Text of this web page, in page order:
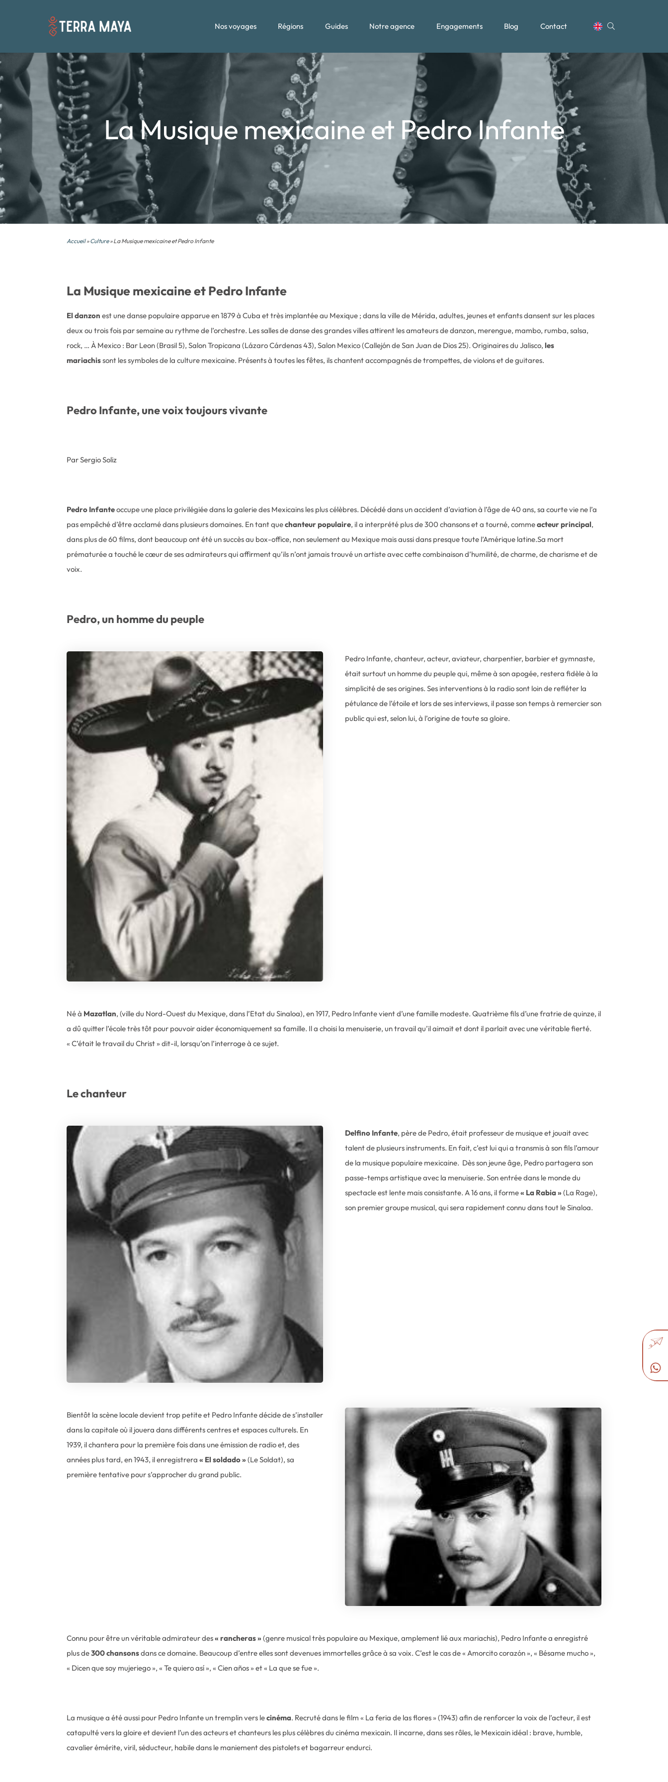
Nos voyages Régions Guides Notre agence Engagements Blog Contact
La Musique mexicaine et Pedro Infante
Accueil»Culture» La Musique mexicaine et Pedro Infante
La Musique mexicaine et Pedro Infante
El danzon est une danse populaire apparue en 1879 à Cuba et très implantée au Mexique ; dans la ville de Mérida, adultes, jeunes et enfants dansent sur les places
deux ou trois fois par semaine au rythme de l’orchestre. Les salles de danse des grandes villes attirent les amateurs de danzon, merengue, mambo, rumba, salsa,
rock, … À Mexico : Bar Leon (Brasil 5), Salon Tropicana (Lázaro Cárdenas 43), Salon Mexico (Callejón de San Juan de Dios 25). Originaires du Jalisco,les
mariachissont les symboles de la culture mexicaine. Présents à toutes les fêtes, ils chantent accompagnés de trompettes, de violons et de guitares.
Pedro Infante, une voix toujours vivante
Par Sergio Soliz
Pedro Infanteoccupe une place privilégiée dans la galerie des Mexicains les plus célèbres. Décédé dans un accident d’aviation à l’âge de 40 ans, sa courte vie ne l’a
pas empêché d’être acclamé dans plusieurs domaines. En tant quechanteur populaire, il a interprété plus de 300 chansons et a tourné, commeacteur principal,
dans plus de 60 films, dont beaucoup ont été un succès au box-office, non seulement au Mexique mais aussi dans presque toute l’Amérique latine.Sa mort
prématurée a touché le cœur de ses admirateurs qui affirment qu’ils n’ont jamais trouvé un artiste avec cette combinaison d’humilité, de charme, de charisme et de
voix.
Pedro, un homme du peuple
Pedro Infante, chanteur, acteur, aviateur, charpentier, barbier et gymnaste,
était surtout un homme du peuple qui, même à son apogée, restera fidèle à la
simplicité de ses origines. Ses interventions à la radio sont loin de refléter la
pétulance de l’étoile et lors de ses interviews, il passe son temps à remercier son
public qui est, selon lui, à l’origine de toute sa gloire.
Né à Mazatlan, (ville du Nord-Ouest du Mexique, dans l’Etat du Sinaloa), en 1917, Pedro Infante vient d’une famille modeste. Quatrième fils d’une fratrie de quinze, il
a dû quitter l’école très tôt pour pouvoir aider économiquement sa famille. Il a choisi la menuiserie, un travail qu’il aimait et dont il parlait avec une véritable fierté.
« C’était le travail du Christ » dit-il, lorsqu’on l’interroge à ce sujet.
Le chanteur
Delfino Infante, père de Pedro, était professeur de musique et jouait avec
talent de plusieurs instruments. En fait, c’est lui qui a transmis à son fils l’amour
de la musique populaire mexicaine. Dès son jeune âge, Pedro partagera son
passe-temps artistique avec la menuiserie. Son entrée dans le monde du
spectacle est lente mais consistante. A 16 ans, il forme« La Rabia »(La Rage),
son premier groupe musical, qui sera rapidement connu dans tout le Sinaloa.
Bientôt la scène locale devient trop petite et Pedro Infante décide de s’installer
dans la capitale où il jouera dans différents centres et espaces culturels. En
1939, il chantera pour la première fois dans une émission de radio et, des
années plus tard, en 1943, il enregistrera « El soldado »(Le Soldat), sa
première tentative pour s’approcher du grand public.
Connu pour être un véritable admirateur des« rancheras »(genre musical très populaire au Mexique, amplement lié aux mariachis), Pedro Infante a enregistré
plus de300 chansonsdans ce domaine. Beaucoup d’entre elles sont devenues immortelles grâce à sa voix. C’est le cas de « Amorcito corazón », « Bésame mucho »,
« Dicen que soy mujeriego », « Te quiero así », « Cien años » et « La que se fue ».
La musique a été aussi pour Pedro Infante un tremplin vers lecinéma. Recruté dans le film « La feria de las flores » (1943) afin de renforcer la voix de l’acteur, il est
catapulté vers la gloire et devient l’un des acteurs et chanteurs les plus célèbres du cinéma mexicain. Il incarne, dans ses rôles, le Mexicain idéal : brave, humble,
cavalier émérite, viril, séducteur, habile dans le maniement des pistolets et bagarreur endurci.